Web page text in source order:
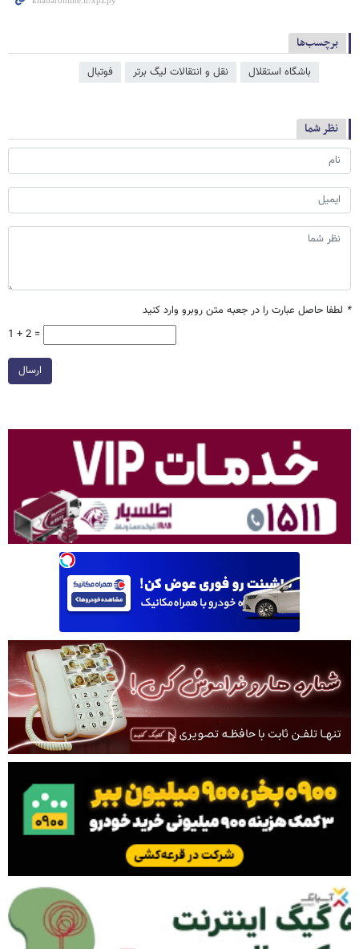
برچسب‌ها
باشگاه استقلال نقل و انتقالات لیگ برتر فوتبال
نظر شما
* لطفا حاصل عبارت را در جعبه متن روبرو وارد کنید
1 + 2 =
ارسال